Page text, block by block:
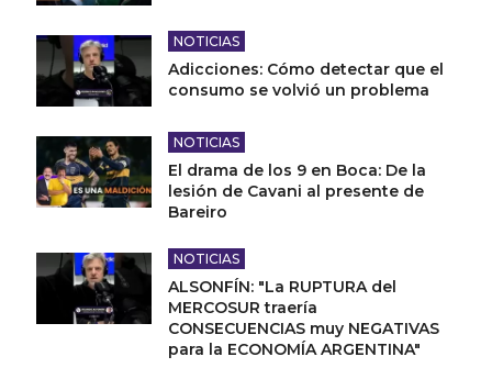
NOTICIAS
Adicciones: Cómo detectar que el
consumo se volvió un problema
NOTICIAS
El drama de los 9 en Boca: De la
lesión de Cavani al presente de
Bareiro
NOTICIAS
ALSONFÍN: "La RUPTURA del
MERCOSUR traería
CONSECUENCIAS muy NEGATIVAS
para la ECONOMÍA ARGENTINA"